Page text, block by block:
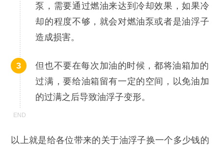
泵，需要通过燃油来达到冷却效果，如果冷
却的程度不够，就会对燃油泵或者是油浮子
造成损害。
但也不要在每次加油的时候，都将油箱加的
过满，要给油箱留有一定的空间，以免油加
的过满之后导致油浮子变形。
以上就是给各位带来的关于油浮子换一个多少钱的